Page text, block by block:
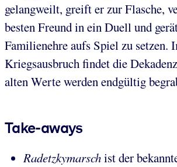
gelangweilt, greift er zur Flasche,
besten Freund in ein Duell und
Familienehre aufs Spiel zu setzen.
Kriegsausbruch findet die
alten Werte werden endgültig
Take-aways
Radetzkymarschist der